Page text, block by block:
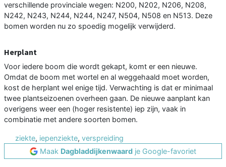
verschillende provinciale wegen: N200, N202, N206, N208,
N242, N243, N244, N244, N247, N504, N508 en N513. Deze
bomen worden nu zo spoedig mogelijk verwijderd.
Herplant
Voor iedere boom die wordt gekapt, komt er een nieuwe.
Omdat de boom met wortel en al weggehaald moet worden,
kost de herplant wel enige tijd. Verwachting is dat er minimaal
twee plantseizoenen overheen gaan. De nieuwe aanplant kan
overigens weer een (hoger resistente) iep zijn, vaak in
combinatie met andere soorten bomen.
ziekte, iepenziekte, verspreiding
Maak Dagbladdijkenwaard je Google-favoriet